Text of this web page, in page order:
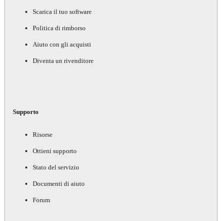
Scarica il tuo software
Politica di rimborso
Aiuto con gli acquisti
Diventa un rivenditore
Supporto
Risorse
Ottieni supporto
Stato del servizio
Documenti di aiuto
Forum